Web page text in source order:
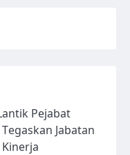
Pejabat
Jabatan